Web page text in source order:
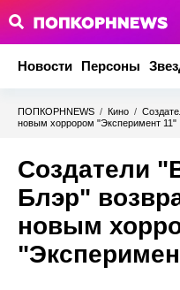
Новости Персоны
ПОПКОРНNEWS / Кино /
новым хоррором "Эксперимент 11"
Создатели
Блэр"
новым